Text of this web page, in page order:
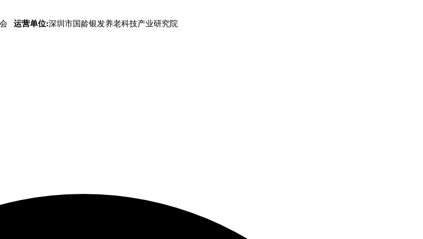
运营单位:深圳市国龄银发养老科技产业研究院